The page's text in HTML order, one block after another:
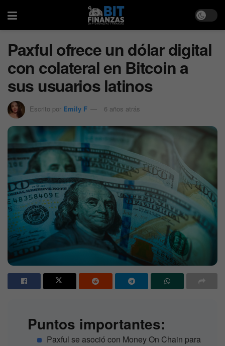
Paxful ofrece un dólar digital
con colateral en Bitcoin a
sus usuarios latinos
Escrito por Emily F 6 años atrás
Puntos importantes:
Paxful se asoció con Money On Chain para